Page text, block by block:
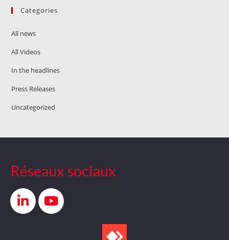
Categories
All news
All Videos
In the headlines
Press Releases
Uncategorized
Réseaux sociaux